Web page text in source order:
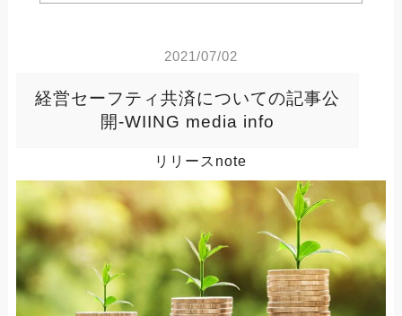
2021/07/02
経営セーフティ共済についての記事公
開-WIING media info
リリースnote